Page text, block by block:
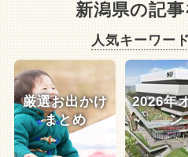
新潟県の記
人気キーワー
厳選お出かけ
まとめ
2026年
ン